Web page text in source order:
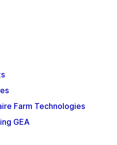
Farm Technologies
GEA